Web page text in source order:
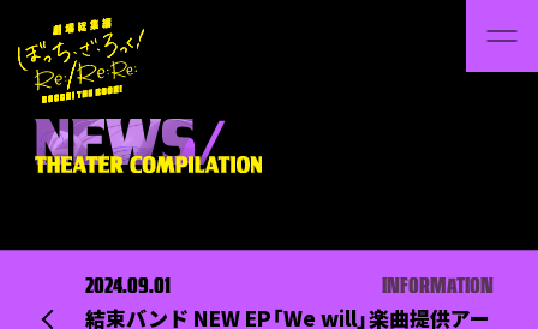
2024.09.01 INFORMATION
結束バンド NEW EP「We will」楽曲提供アー